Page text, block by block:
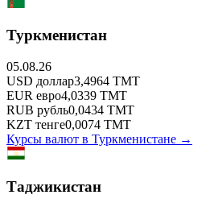
Туркменистан
05.08.26
USD доллар3,4964 TMT
EUR евро4,0339 TMT
RUB рубль0,0434 TMT
KZT тенге0,0074 TMT
Курсы валют в Туркменистане →
Таджикистан